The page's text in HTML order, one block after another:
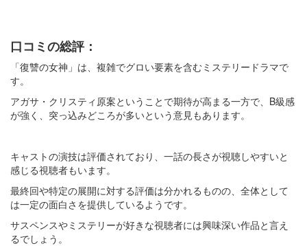
口コミの総評：
「復讐の女神」は、複雑でグロい要素を含むミステリードラマで
す。
アガサ・クリスティ原案ということで期待が高まる一方で、B級感
が強く、突っ込みどころが多いという意見もあります。
キャストの演技は評価されており、一話の長さが視聴しやすいと
感じる視聴者もいます。
最終回や特定の展開に対する評価は分かれるものの、全体として
は一定の面白さを提供しているようです。
サスペンスやミステリーが好きな視聴者には興味深い作品と言え
るでしょう。